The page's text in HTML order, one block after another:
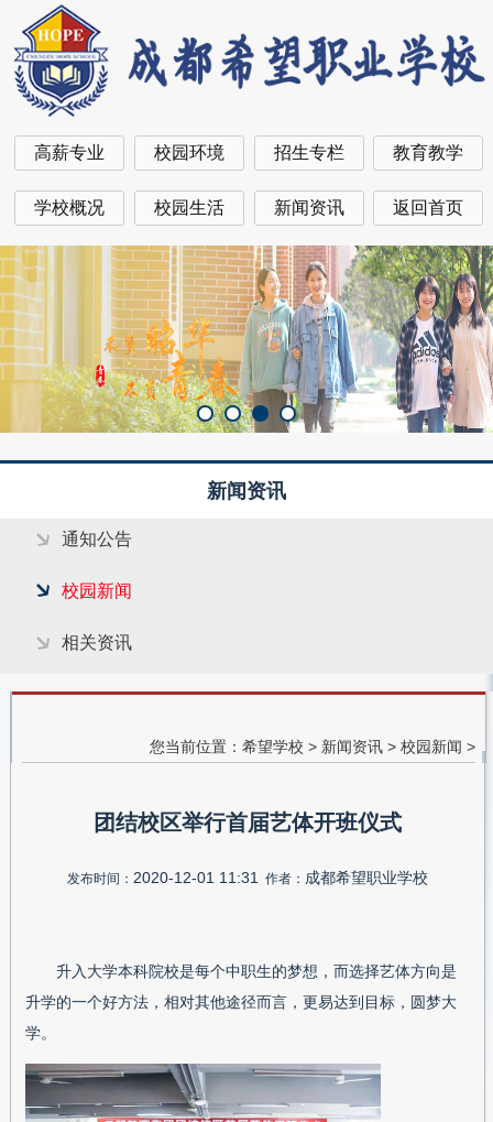
高薪专业 校园环境 招生专栏 教育教学
学校概况 校园生活 新闻资讯 返回首页
新闻资讯
通知公告
校园新闻
相关资讯
您当前位置：希望学校 > 新闻资讯 >校园新闻 >
团结校区举行首届艺体开班仪式
发布时间： 2020-12-01 11:31 作者： 成都希望职业学校
升入大学本科院校是每个中职生的梦想，而选择艺体方向是
升学的一个好方法，相对其他途径而言，更易达到目标，圆梦大
学。